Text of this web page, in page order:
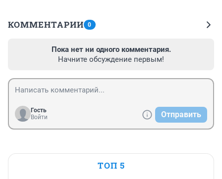
КОММЕНТАРИИ 0
Пока нет ни одного комментария.
Начните обсуждение первым!
Гость
Войти
Отправить
ТОП 5